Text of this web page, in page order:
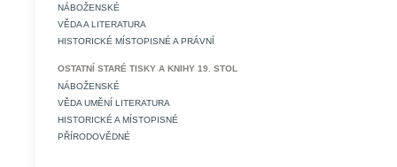
NÁBOŽENSKÉ
VĚDA A LITERATURA
HISTORICKÉ MÍSTOPISNÉ A PRÁVNÍ
OSTATNÍ STARÉ TISKY A KNIHY 19. STOL
NÁBOŽENSKÉ
VĚDA UMĚNÍ LITERATURA
HISTORICKÉ A MÍSTOPISNÉ
PŘÍRODOVĚDNÉ